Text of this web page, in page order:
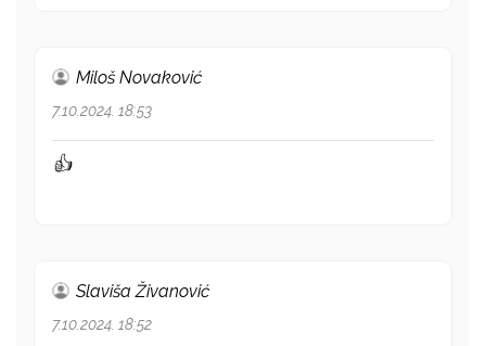
Miloš Novaković
7.10.2024. 18:53
👍
Slaviša Živanović
7.10.2024. 18:52